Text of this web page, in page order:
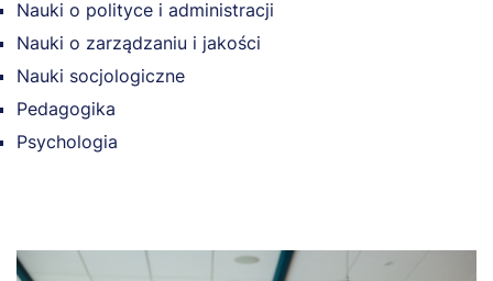
Nauki o polityce i administracji
Nauki o zarządzaniu i jakości
Nauki socjologiczne
Pedagogika
Psychologia